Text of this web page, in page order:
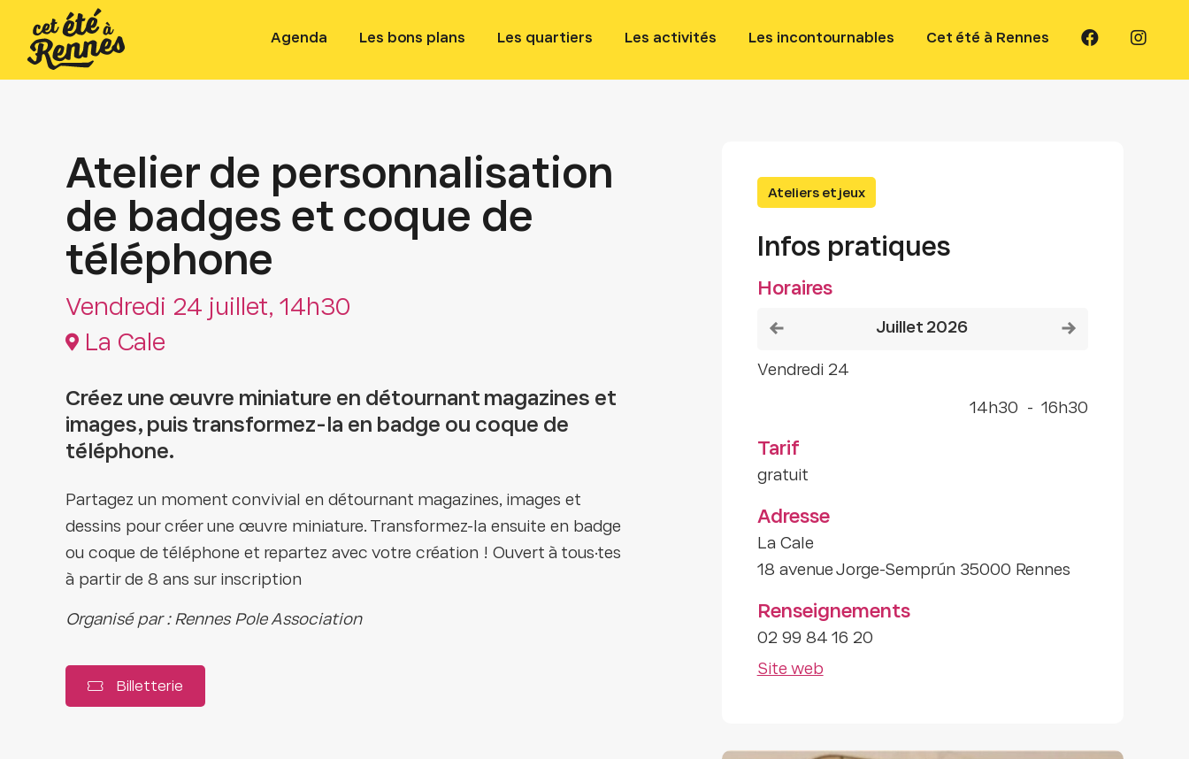
Agenda Les bons plans Les quartiers Les activités Les incontournables Cet été à Rennes
Atelier de personnalisation
de badges et coque de
téléphone
Vendredi 24 juillet, 14h30
La Cale
Créez une œuvre miniature en détournant magazines et
images, puis transformez-la en badge ou coque de
téléphone.
Partagez un moment convivial en détournant magazines, images et
dessins pour créer une œuvre miniature. Transformez-la ensuite en badge
ou coque de téléphone et repartez avec votre création ! Ouvert à tous·tes
à partir de 8 ans sur inscription
Organisé par : Rennes Pole Association
Billetterie
Ateliers et jeux
Infos pratiques
Horaires
Voir le mois précédentjuillet 2026
vendredi 24
14h30 - 16h30
Tarif
gratuit
Adresse
La Cale
18 avenue Jorge-Semprún 35000 Rennes
Renseignements
02 99 84 16 20
Site web